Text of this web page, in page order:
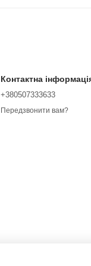
Контактна
+380507333633
Передзвонити вам?